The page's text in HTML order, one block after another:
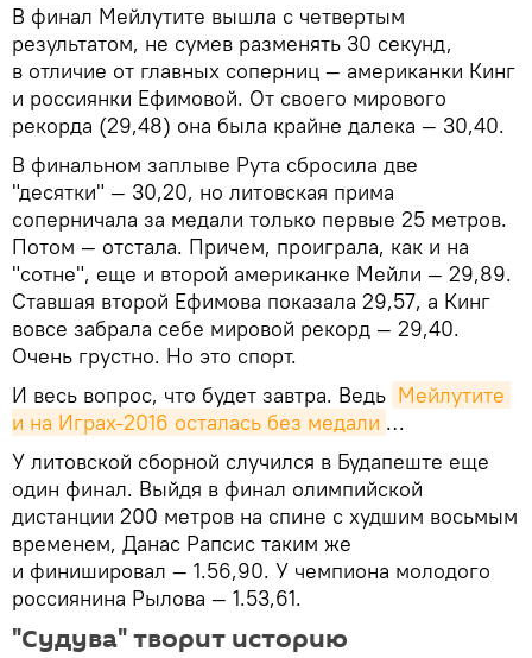
В финал Мейлутите вышла с четвертым
результатом, не сумев разменять 30 секунд,
в отличие от главных соперниц — американки Кинг
и россиянки Ефимовой. От своего мирового
рекорда (29,48) она была крайне далека — 30,40.
В финальном заплыве Рута сбросила две
"десятки" — 30,20, но литовская прима
соперничала за медали только первые 25 метров.
Потом — отстала. Причем, проиграла, как и на
"сотне", еще и второй американке Мейли — 29,89.
Ставшая второй Ефимова показала 29,57, а Кинг
вовсе забрала себе мировой рекорд — 29,40.
Очень грустно. Но это спорт.
И весь вопрос, что будет завтра. Ведь Мейлутите
и на Играх-2016 осталась без медали …
У литовской сборной случился в Будапеште еще
один финал. Выйдя в финал олимпийской
дистанции 200 метров на спине с худшим восьмым
временем, Данас Рапсис таким же
и финишировал — 1.56,90. У чемпиона молодого
россиянина Рылова — 1.53,61.
"Судува" творит историю